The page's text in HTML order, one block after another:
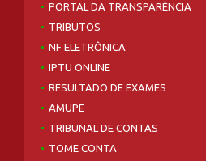
PORTAL DA TRANSPARÊNCIA
TRIBUTOS
NF ELETRÔNICA
IPTU ONLINE
RESULTADO DE EXAMES
AMUPE
TRIBUNAL DE CONTAS
TOME CONTA